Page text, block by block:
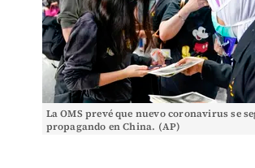
La OMS prevé que nuevo coronavirus se
propagando en China. (AP)